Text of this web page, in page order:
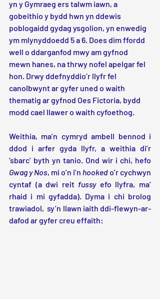
yn y Gymraeg ers talwm iawn, a
gobeithio y bydd hwn yn ddewis
poblogaidd gydag ysgolion, yn enwedig
ym mlynyddoedd 5 a 6. Does dim ffordd
well o ddarganfod mwy am gyfnod
mewn hanes, na thrwy nofel apelgar fel
hon. Drwy ddefnyddio’r llyfr fel
canolbwynt ar gyfer uned o waith
thematig ar gyfnod Oes Fictoria, bydd
modd cael llawer o waith cyfoethog.
Weithia, ma’n cymryd ambell bennod i
ddod i arfer gyda llyfr, a weithia di’r
Gwag y Nos, mi o’n i’n hooked o’r cychwyn
cyntaf (a dwi reit fussy efo llyfra, ma’
rhaid i mi gyfadda). Dyma i chi brolog
trawiadol,  sy’n llawn iaith ddi-flewyn-ar-
dafod ar gyfer creu effaith: